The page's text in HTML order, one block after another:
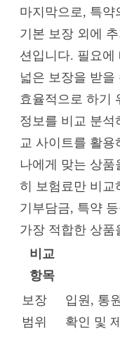
마지막으로, 특약
기본 보장 외에
션입니다. 필요에
넓은 보장을 받
효율적으로 하기
정보를 비교 분석
교 사이트를 활
나에게 맞는 상
히 보험료만 비교
기부담금, 특약
가장 적합한 상품
비교
항목
보장
범위
입원, 통
확인 및